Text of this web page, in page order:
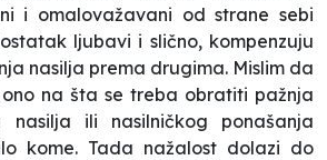
i omalovažavani od strane sebi
ljubavi i slično, kompenzuju
nasilja prema drugima. Mislim da
na šta se treba obratiti pažnja
ili nasilničkog ponašanja
kome. Tada nažalost dolazi do